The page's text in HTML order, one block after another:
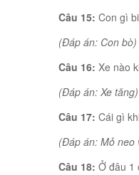
Câu 15: Con gì
(Đáp án: Con bò)
Câu 16: Xe nào
(Đáp án: Xe tăng)
Câu 17: Cái gì
(Đáp án: Mỏ neo
Câu 18: Ở đâu 1